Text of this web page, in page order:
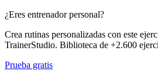
¿Eres entrenador personal?
Crea rutinas personalizadas con este
TrainerStudio. Biblioteca de +2.600
Prueba gratis